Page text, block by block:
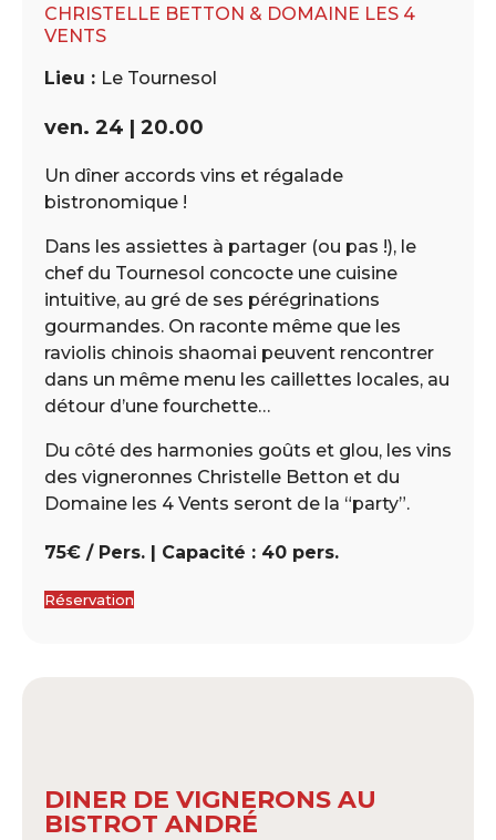
CHRISTELLE BETTON & DOMAINE LES 4
VENTS
Lieu : Le Tournesol
ven. 24 | 20.00
Un dîner accords vins et régalade
bistronomique !
Dans les assiettes à partager (ou pas !), le
chef du Tournesol concocte une cuisine
intuitive, au gré de ses pérégrinations
gourmandes. On raconte même que les
raviolis chinois shaomai peuvent rencontrer
dans un même menu les caillettes locales, au
détour d’une fourchette…
Du côté des harmonies goûts et glou, les vins
des vigneronnes Christelle Betton et du
Domaine les 4 Vents seront de la “party”.
75€ / Pers. | Capacité : 40 pers.
Réservation
DINER DE VIGNERONS AU
BISTROT ANDRÉ